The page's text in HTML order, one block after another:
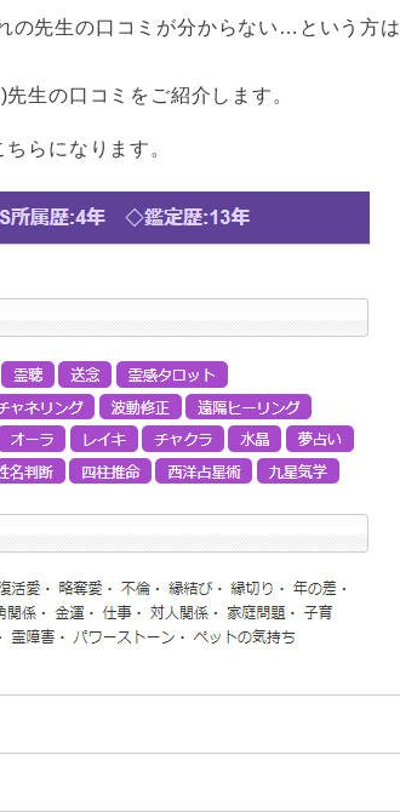
の先生の口コミが分からない…という方は
生の口コミをご紹介します。
らになります。